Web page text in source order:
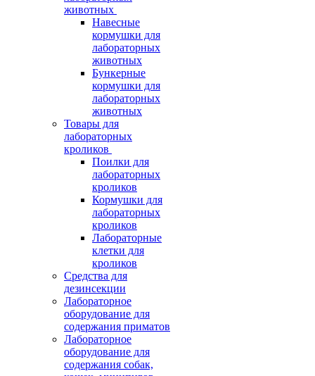
животных
Навесные
кормушки для
лабораторных
животных
Бункерные
кормушки для
лабораторных
животных
Товары для
лабораторных
кроликов
Поилки для
лабораторных
кроликов
Кормушки для
лабораторных
кроликов
Лабораторные
клетки для
кроликов
Средства для
дезинсекции
Лабораторное
оборудование для
содержания приматов
Лабораторное
оборудование для
содержания собак,